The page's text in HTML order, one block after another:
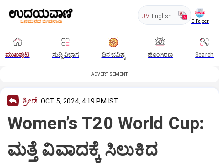
UV English
E-Paper
ಮುಖಪುಟ ಸುದ್ದಿ ವಿಭಾಗ ದಿನ ಭವಿಷ್ಯ ಹೊಂಗಿರಣ Search
ADVERTISEMENT
ಕ್ರೀಡೆ OCT 5, 2024, 4:19 PM IST
Women’s T20 World Cup:
ಮತ್ತೆ ವಿವಾದಕ್ಕೆ ಸಿಲುಕಿದ